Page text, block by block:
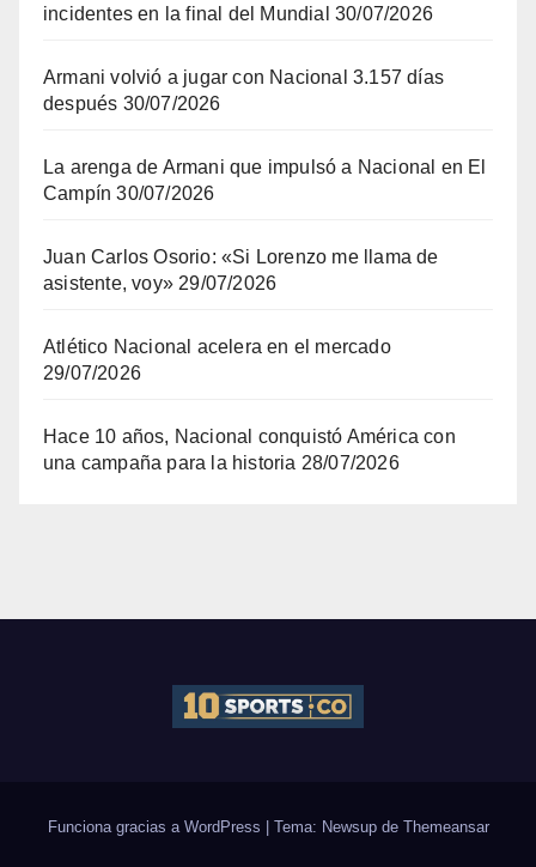
incidentes en la final del Mundial 30/07/2026
Armani volvió a jugar con Nacional 3.157 días
después 30/07/2026
La arenga de Armani que impulsó a Nacional en El
Campín 30/07/2026
Juan Carlos Osorio: «Si Lorenzo me llama de
asistente, voy» 29/07/2026
Atlético Nacional acelera en el mercado
29/07/2026
Hace 10 años, Nacional conquistó América con
una campaña para la historia 28/07/2026
Funciona gracias a WordPress Tema: Newsup de Themeansar